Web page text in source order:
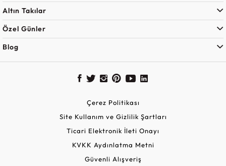
Altın Takılar
Özel Günler
Blog
Çerez Politikası
Site Kullanım ve Gizlilik Şartları
Ticari Elektronik İleti Onayı
KVKK Aydınlatma Metni
Güvenli Alışveriş